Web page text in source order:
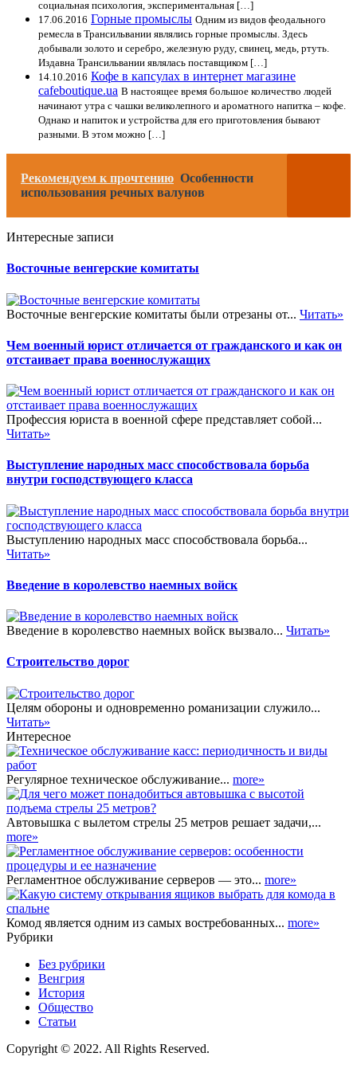
социальная психология, экспериментальная […]
17.06.2016 Горные промыслы Одним из видов феодального
ремесла в Трансильвании являлись горные промыслы. Здесь
добывали золото и серебро, железную руду, свинец, медь, ртуть.
Издавна Трансильвании являлась поставщиком […]
14.10.2016 Кофе в капсулах в интернет магазине
cafeboutique.ua В настоящее время большое количество людей
начинают утра с чашки великолепного и ароматного напитка – кофе.
Однако и напиток и устройства для его приготовления бывают
разными. В этом можно […]
Рекомендуем к прочтению Особенности
использования речных валунов
Интересные записи
Восточные венгерские комитаты
Восточные венгерские комитаты были отрезаны от... Читать»
Чем военный юрист отличается от гражданского и как он
отстаивает права военнослужащих
Профессия юриста в военной сфере представляет собой...
Читать»
Выступление народных масс способствовала борьба
внутри господствующего класса
Выступлению народных масс способствовала борьба...
Читать»
Введение в королевство наемных войск
Введение в королевство наемных войск вызвало... Читать»
Строительство дорог
Целям обороны и одновременно романизации служило...
Читать»
Интересное
Регулярное техническое обслуживание... more»
Автовышка с вылетом стрелы 25 метров решает задачи,...
more»
Регламентное обслуживание серверов — это... more»
Комод является одним из самых востребованных... more»
Рубрики
Без рубрики
Венгрия
История
Общество
Статьи
Copyright © 2022. All Rights Reserved.